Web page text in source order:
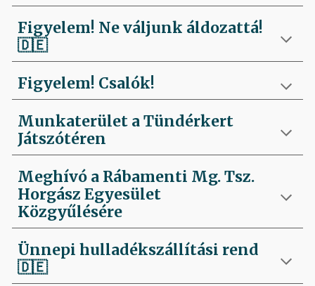
Figyelem! Ne váljunk áldozattá!
🇩🇪
Figyelem! Csalók!
Munkaterület a Tündérkert
Játszótéren
Meghívó a Rábamenti Mg. Tsz.
Horgász Egyesület
Közgyűlésére
Ünnepi hulladékszállítási rend
🇩🇪